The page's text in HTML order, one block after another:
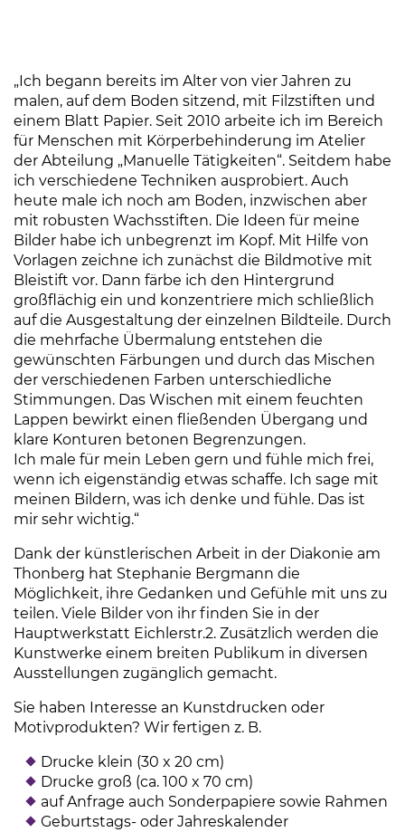
„Ich begann bereits im Alter von vier Jahren zu
malen, auf dem Boden sitzend, mit Filzstiften und
einem Blatt Papier. Seit 2010 arbeite ich im Bereich
für Menschen mit Körperbehinderung im Atelier
der Abteilung „Manuelle Tätigkeiten“. Seitdem habe
ich verschiedene Techniken ausprobiert. Auch
heute male ich noch am Boden, inzwischen aber
mit robusten Wachsstiften. Die Ideen für meine
Bilder habe ich unbegrenzt im Kopf. Mit Hilfe von
Vorlagen zeichne ich zunächst die Bildmotive mit
Bleistift vor. Dann färbe ich den Hintergrund
großflächig ein und konzentriere mich schließlich
auf die Ausgestaltung der einzelnen Bildteile. Durch
die mehrfache Übermalung entstehen die
gewünschten Färbungen und durch das Mischen
der verschiedenen Farben unterschiedliche
Stimmungen. Das Wischen mit einem feuchten
Lappen bewirkt einen fließenden Übergang und
klare Konturen betonen Begrenzungen.
Ich male für mein Leben gern und fühle mich frei,
wenn ich eigenständig etwas schaffe. Ich sage mit
meinen Bildern, was ich denke und fühle. Das ist
mir sehr wichtig.“
Dank der künstlerischen Arbeit in der Diakonie am
Thonberg hat Stephanie Bergmann die
Möglichkeit, ihre Gedanken und Gefühle mit uns zu
teilen. Viele Bilder von ihr finden Sie in der
Hauptwerkstatt Eichlerstr.2. Zusätzlich werden die
Kunstwerke einem breiten Publikum in diversen
Ausstellungen zugänglich gemacht.
Sie haben Interesse an Kunstdrucken oder
Motivprodukten? Wir fertigen z. B.
Drucke klein (30 x 20 cm)
Drucke groß (ca. 100 x 70 cm)
auf Anfrage auch Sonderpapiere sowie Rahmen
Geburtstags- oder Jahreskalender